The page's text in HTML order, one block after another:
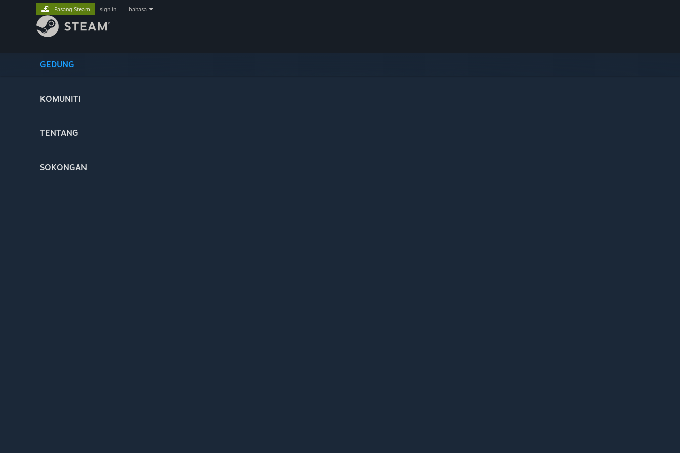
GEDUNG
KOMUNITI
TENTANG
SOKONGAN
Pasang Steam sign in bahasa